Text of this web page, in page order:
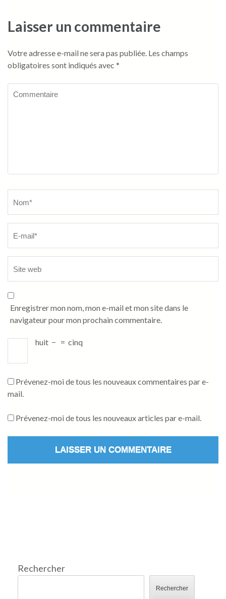
Laisser un commentaire
Votre adresse e-mail ne sera pas publiée. Les champs
obligatoires sont indiqués avec *
Enregistrer mon nom, mon e-mail et mon site dans le
navigateur pour mon prochain commentaire.
huit − = cinq
Prévenez-moi de tous les nouveaux commentaires par e-
mail.
Prévenez-moi de tous les nouveaux articles par e-mail.
Rechercher
Rechercher